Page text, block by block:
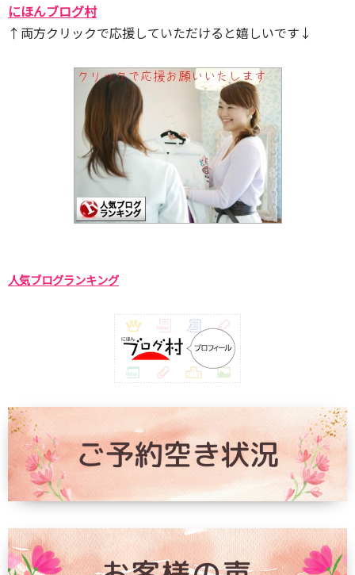
にほんブログ村
↑両方クリックで応援していただけると嬉しいです↓
人気ブログランキング